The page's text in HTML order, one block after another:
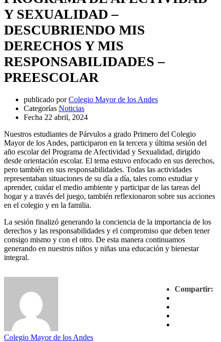
Y SEXUALIDAD –
DESCUBRIENDO MIS
DERECHOS Y MIS
RESPONSABILIDADES –
PREESCOLAR
publicado por Colegio Mayor de los Andes
Categorías Noticias
Fecha 22 abril, 2024
Nuestros estudiantes de Párvulos a grado Primero del Colegio
Mayor de los Andes, participaron en la tercera y última sesión del
año escolar del Programa de Afectividad y Sexualidad, dirigido
desde orientación escolar. El tema estuvo enfocado en sus derechos,
pero también en sus responsabilidades. Todas las actividades
representaban situaciones de su día a día, tales como estudiar y
aprender, cuidar el medio ambiente y participar de las tareas del
hogar y a través del juego, también reflexionaron sobre sus acciones
en el colegio y en la familia.
La sesión finalizó generando la conciencia de la importancia de los
derechos y las responsabilidades y el compromiso que deben tener
consigo mismo y con el otro. De esta manera continuamos
generando en nuestros niños y niñas una educación y bienestar
integral.
Compartir:
Colegio Mayor de los Andes